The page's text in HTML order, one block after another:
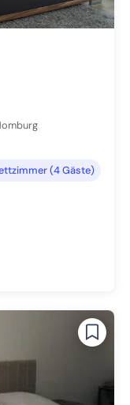
wechseln
wechseln
wechseln
wechseln
wechseln
wechseln
(4 Gäste)